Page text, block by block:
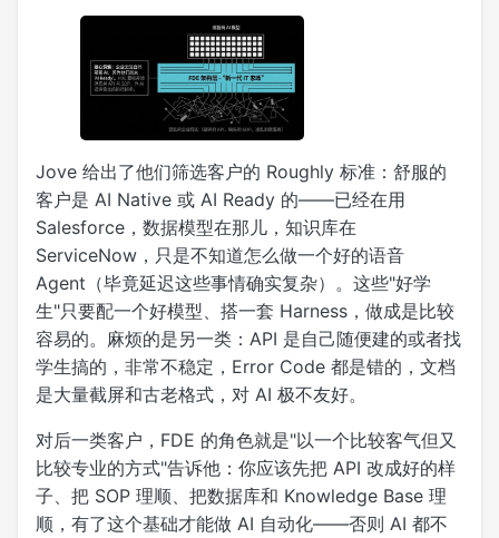
Jove 给出了他们筛选客户的 Roughly 标准：舒服的
客户是 AI Native 或 AI Ready 的——已经在用
Salesforce，数据模型在那儿，知识库在
ServiceNow，只是不知道怎么做一个好的语音
Agent（毕竟延迟这些事情确实复杂）。这些"好学
生"只要配一个好模型、搭一套 Harness，做成是比较
容易的。麻烦的是另一类：API 是自己随便建的或者找
学生搞的，非常不稳定，Error Code 都是错的，文档
是大量截屏和古老格式，对 AI 极不友好。
对后一类客户，FDE 的角色就是"以一个比较客气但又
比较专业的方式"告诉他：你应该先把 API 改成好的样
子、把 SOP 理顺、把数据库和 Knowledge Base 理
顺，有了这个基础才能做 AI 自动化——否则 AI 都不